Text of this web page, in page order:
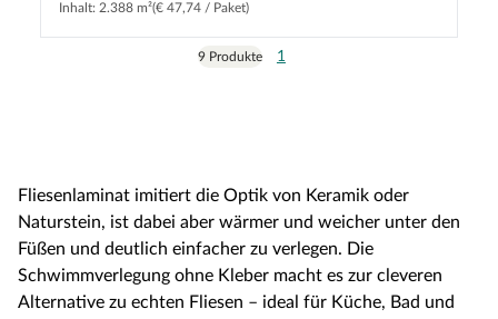
Inhalt: 2.388 m²(€ 47,74 / Paket)
9 Produkte 1
Fliesenlaminat imitiert die Optik von Keramik oder
Naturstein, ist dabei aber wärmer und weicher unter den
Füßen und deutlich einfacher zu verlegen. Die
Schwimmverlegung ohne Kleber macht es zur cleveren
Alternative zu echten Fliesen – ideal für Küche, Bad und